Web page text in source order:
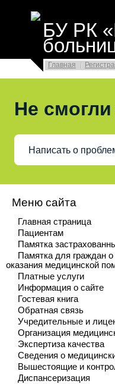
БУ РК
Главная
Не смогли
Написать о
Меню сайта
Главная страница
Пациентам
Памятка
Памятка для граждан о
оказания медицинской
Платные услуги
Информация о сайте
Гостевая книга
Обратная связь
Учредительные и
Организация
Экспертиза качества
Сведения о
Вышестоящие и
Диспансеризация